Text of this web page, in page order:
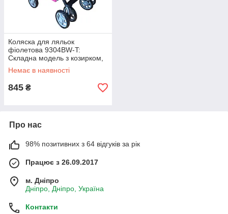
Коляска для ляльок
фіолетова 9304BW-T:
Складна модель з козирком,
підносом та металевим
каркасом
Немає в наявності
845 ₴
Про нас
98% позитивних з 64 відгуків за рік
Працює з 26.09.2017
м. Дніпро
Дніпро, Дніпро, Україна
Контакти